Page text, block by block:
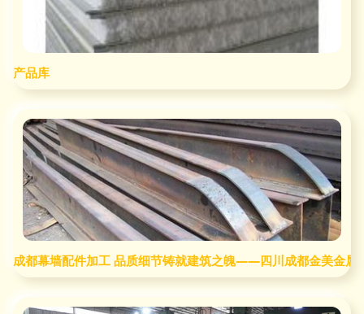
产品库
成都幕墙配件加工 品质细节铸就建筑之魄——四川成都金美金属